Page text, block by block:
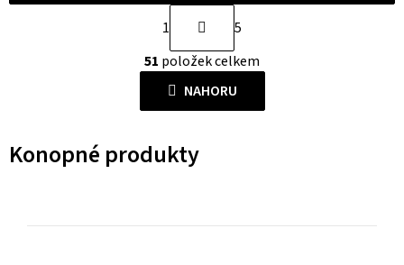
O
v
l
á
p
S
t
r
á
n
í
1
5
51 položek celkem
NAHORU
Konopné produkty